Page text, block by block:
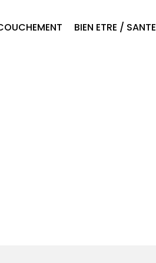
BIEN ETRE / SANTE